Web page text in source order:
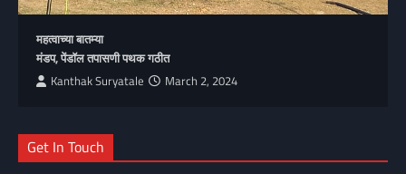
महत्वाच्या बातम्या
मंडप, पेंडॉल तपासणी पथक गठीत
Kanthak Suryatale March 2, 2024
Get In Touch